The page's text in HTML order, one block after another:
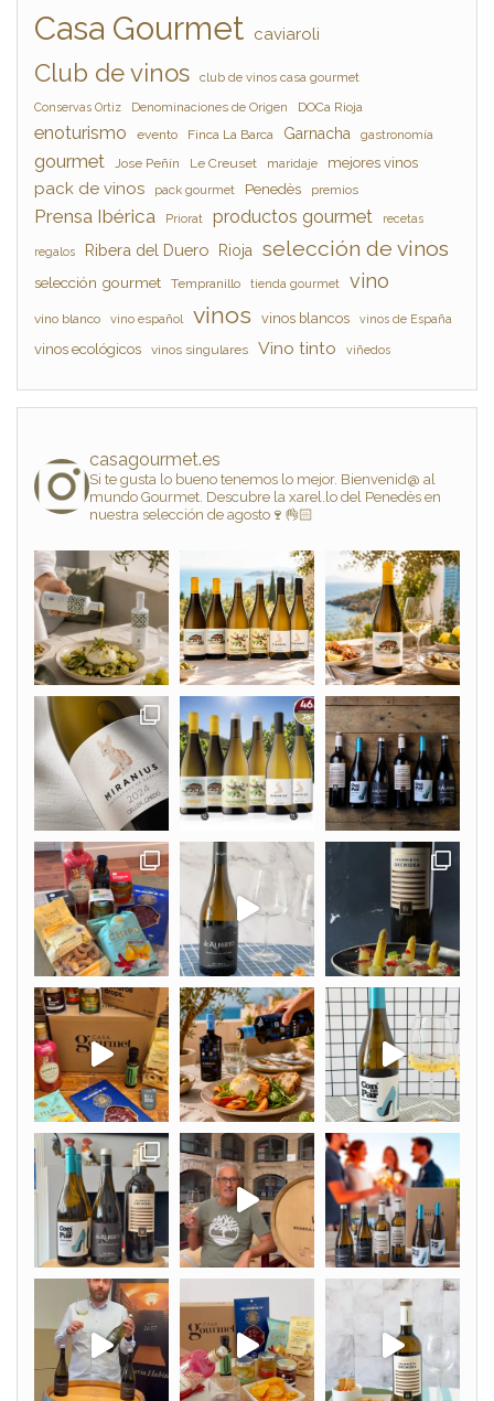
Casa Gourmet caviaroli
Club de vinos club de vinos casa gourmet
Conservas Ortiz Denominaciones de Origen DOCa Rioja
enoturismo evento Finca La Barca Garnacha gastronomía
gourmet Jose Peñín Le Creuset maridaje mejores vinos
pack de vinos pack gourmet Penedès premios
Prensa Ibérica Priorat productos gourmet recetas
regalos Ribera del Duero Rioja selección de vinos
selección gourmet Tempranillo tienda gourmet vino
vino blanco vino español vinos vinos blancos vinos de España
vinos ecológicos vinos singulares Vino tinto viñedos
casagourmet.es
Si te gusta lo bueno tenemos lo mejor. Bienvenid@ al
mundo Gourmet. Descubre la xarel.lo del Penedès en
nuestra selección de agosto🍷👌🏻